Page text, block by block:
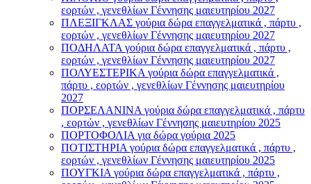
εορτών , γενεθλίων Γέννησης μαιευτηρίου 2027
ΠΛΕΞΙΓΚΛΑΣ γούρια δώρα επαγγελματικά , πάρτυ ,
εορτών , γενεθλίων Γέννησης μαιευτηρίου 2027
ΠΟΔΗΛΑΤΑ γούρια δώρα επαγγελματικά , πάρτυ ,
εορτών , γενεθλίων Γέννησης μαιευτηρίου 2027
ΠΟΛΥΕΣΤΕΡΙΚΑ γούρια δώρα επαγγελματικά ,
πάρτυ , εορτών , γενεθλίων Γέννησης μαιευτηρίου
2027
ΠΟΡΣΕΛΑΝΙΝΑ γούρια δώρα επαγγελματικά , πάρτυ
, εορτών , γενεθλίων Γέννησης μαιευτηρίου 2025
ΠΟΡΤΟΦΟΛΙΑ για δώρα γούρια 2025
ΠΟΤΙΣΤΗΡΙΑ γούρια δώρα επαγγελματικά , πάρτυ ,
εορτών , γενεθλίων Γέννησης μαιευτηρίου 2025
ΠΟΥΓΚΙΑ γούρια δώρα επαγγελματικά , πάρτυ ,